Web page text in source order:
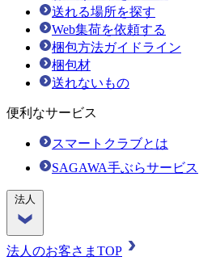
送れる場所を探す
Web集荷を依頼する
梱包方法ガイドライン
梱包材
送れないもの
便利なサービス
スマートクラブとは
SAGAWA手ぶらサービス
法人
法人のお客さまTOP